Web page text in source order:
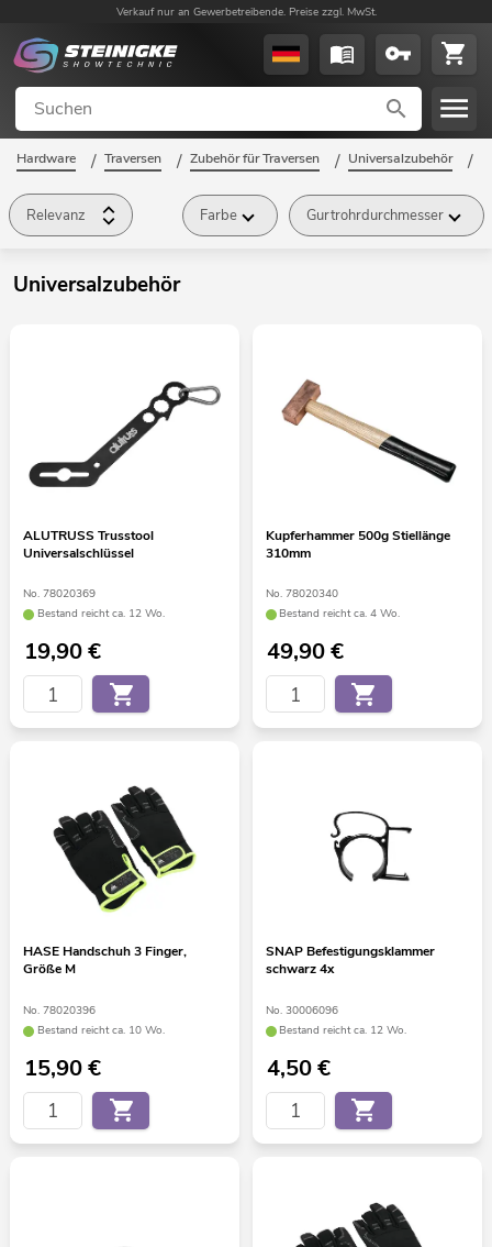
Verkauf nur an Gewerbetreibende. Preise zzgl. MwSt.
Hardware / Traversen / Zubehör für Traversen / Universalzubehör /
Relevanz Farbe Gurtrohrdurchmesser
Universalzubehör
ALUTRUSS Trusstool
Universalschlüssel
No. 78020369
Bestand reicht ca. 12 Wo.
19,90€
Kupferhammer 500g Stiellänge
310mm
No. 78020340
Bestand reicht ca. 4 Wo.
49,90€
HASE Handschuh 3 Finger,
Größe M
No. 78020396
Bestand reicht ca. 10 Wo.
15,90€
SNAP Befestigungsklammer
schwarz 4x
No. 30006096
Bestand reicht ca. 12 Wo.
4,50€